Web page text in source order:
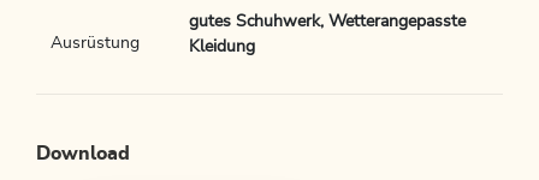
Ausrüstung
gutes Schuhwerk, Wetterangepasste
Kleidung
Download